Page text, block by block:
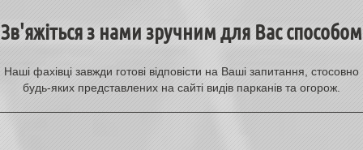
Зв'яжіться з нами зручним для Вас способом
Наші фахівці завжди готові відповісти на Ваші запитання, стосовно
будь-яких представлених на сайті видів парканів та огорож.